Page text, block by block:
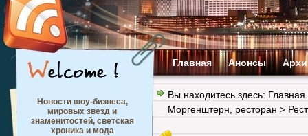
Главная Анонсы
Новости шоу-бизнеса,
мировых звезд и
знаменитостей, светская
хроника и мода
Вы находитесь здесь: Главная
Моргенштерн
ресторан >